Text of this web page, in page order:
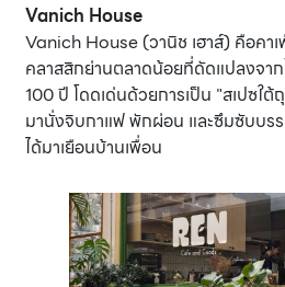
Vanich House
Vanich House (วานิช เฮาส์) คือคา
คลาสสิกย่านตลาดน้อยที่ดัดแปลงจาก
100 ปี โดดเด่นด้วยการเป็น "สเปซใ
มานั่งจิบกาแฟ พักผ่อน และซึมซับบร
ได้มาเยือนบ้านเพื่อน